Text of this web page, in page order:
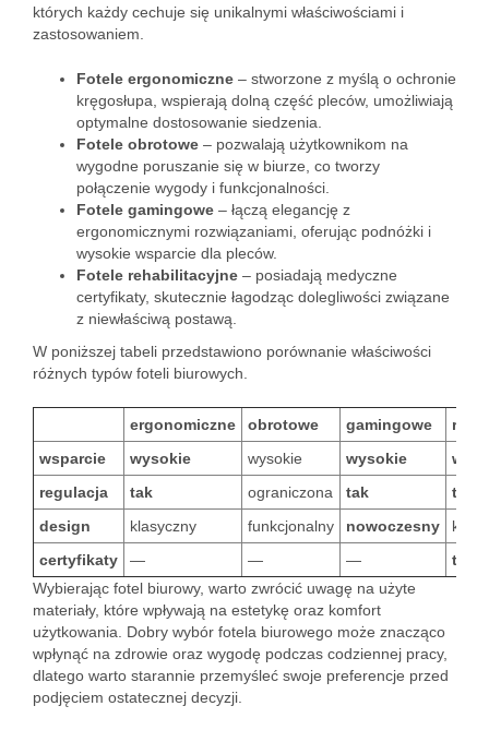
których każdy cechuje się unikalnymi właściwościami i
zastosowaniem.
Fotele ergonomiczne – stworzone z myślą o ochronie
kręgosłupa, wspierają dolną część pleców, umożliwiają
optymalne dostosowanie siedzenia.
Fotele obrotowe – pozwalają użytkownikom na
wygodne poruszanie się w biurze, co tworzy
połączenie wygody i funkcjonalności.
Fotele gamingowe – łączą elegancję z
ergonomicznymi rozwiązaniami, oferując podnóżki i
wysokie wsparcie dla pleców.
Fotele rehabilitacyjne – posiadają medyczne
certyfikaty, skutecznie łagodząc dolegliwości związane
z niewłaściwą postawą.
W poniższej tabeli przedstawiono porównanie właściwości
różnych typów foteli biurowych.
ergonomiczne obrotowe gamingowe
wsparcie
wysokie wysokie wysokie
regulacja
tak ograniczona tak
tak
design
klasyczny funkcjonalny nowoczesny
certyfikaty
— — —
tak
Wybierając fotel biurowy, warto zwrócić uwagę na użyte
materiały, które wpływają na estetykę oraz komfort
użytkowania. Dobry wybór fotela biurowego może znacząco
wpłynąć na zdrowie oraz wygodę podczas codziennej pracy,
dlatego warto starannie przemyśleć swoje preferencje przed
podjęciem ostatecznej decyzji.